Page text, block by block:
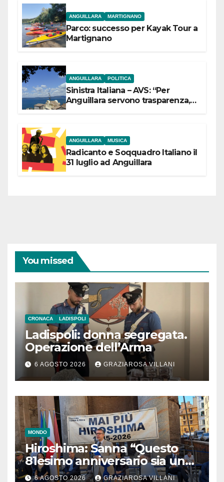
ANGUILLARA MARTIGNANO
Parco: successo per Kayak Tour a
Martignano
ANGUILLARA POLITICA
Sinistra Italiana – AVS: “Per
Anguillara servono trasparenza,
ANGUILLARA MUSICA
Radicanto e Soqquadro Italiano il
31 luglio ad Anguillara
You missed
CRONACA LADISPOLI
Ladispoli: donna segregata.
Operazione dell’Arma
6 AGOSTO 2026 GRAZIAROSA VILLANI
MONDO
Hiroshima: Sanna “Questo
81esimo anniversario sia un
monito per tutti”
6 AGOSTO 2026 GRAZIAROSA VILLANI